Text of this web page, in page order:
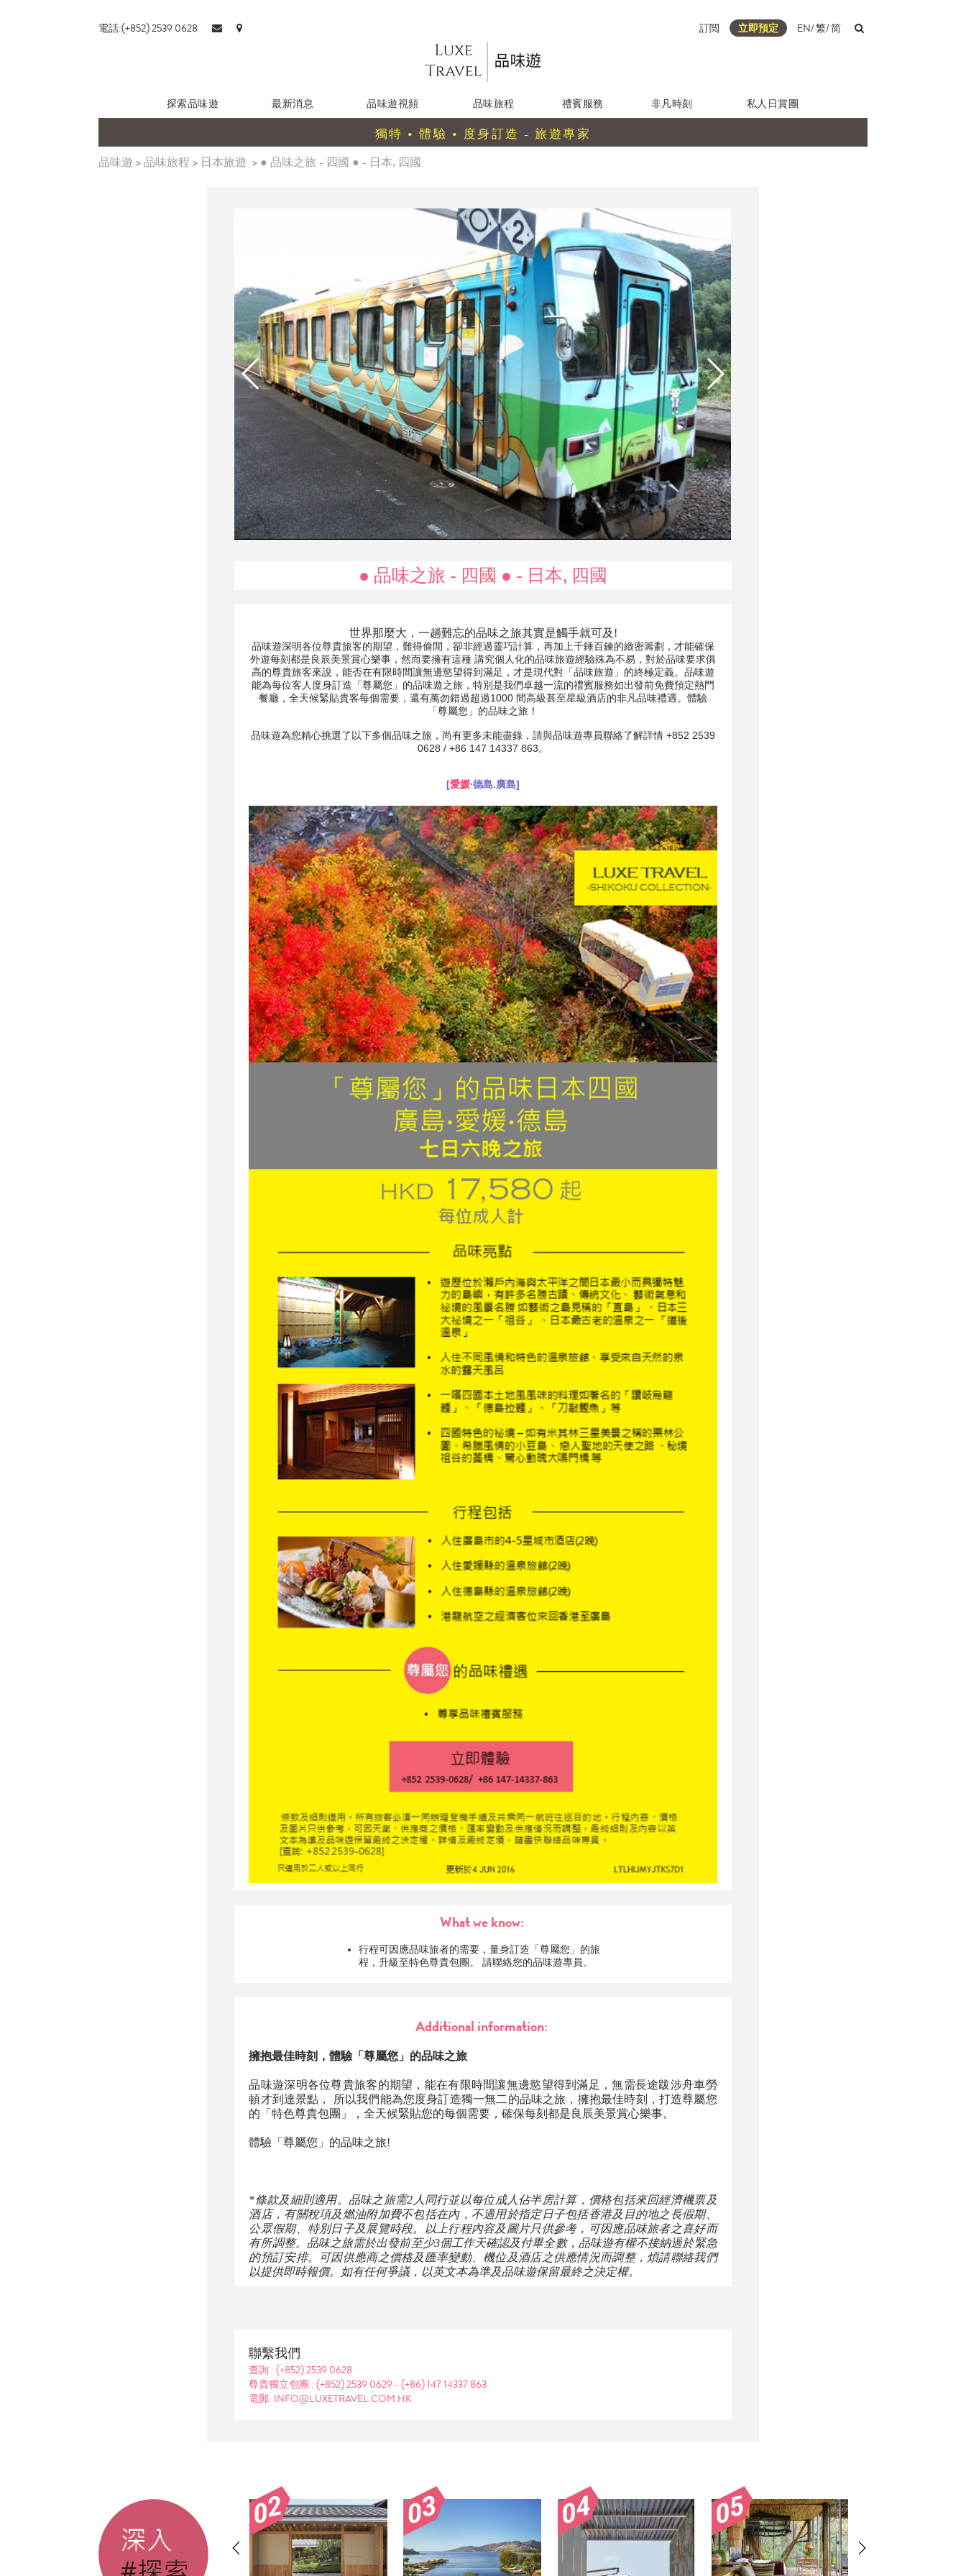
電話:(+852) 2539 0628 訂閲 立即預定 EN/繁/简
探索品味遊 最新消息 品味遊視頻 品味旅程 禮賓服務 非凡時刻 私人日賞團
獨特 • 體驗 • 度身訂造 - 旅遊專家
品味遊 > 品味旅程 > 日本旅遊 > ● 品味之旅 - 四國 ● - 日本, 四國
● 品味之旅 - 四國 ● - 日本, 四國
世界那麼大，一趟難忘的品味之旅其實是觸手就可及!
品味遊深明各位尊貴旅客的期望，難得偷閒，卻非經過靈巧計算，再加上千錘百鍊的緻密籌劃，才能確保
外遊每刻都是良辰美景賞心樂事，然而要擁有這種 講究個人化的品味旅遊經驗殊為不易，對於品味要求俱
高的尊貴旅客來說，能否在有限時間讓無邊慾望得到滿足，才是現代對「品味旅遊」的終極定義。品味遊
能為每位客人度身訂造「尊屬您」的品味遊之旅，特別是我們卓越一流的禮賓服務如出發前免費預定熱門
餐廳，全天候緊貼貴客每個需要，還有萬勿錯過超過1000 間高級甚至星級酒店的非凡品味禮遇。體驗
「尊屬您」的品味之旅！
品味遊為您精心挑選了以下多個品味之旅，尚有更多未能盡錄，請與品味遊專員聯絡了解詳情 +852 2539
0628 / +86 147 14337 863。
[愛媛∙德島.廣島]
What we know:
行程可因應品味旅者的需要，量身訂造「尊屬您」的旅
程，升級至特色尊貴包團。 請聯絡您的品味遊專員。
Additional information:
擁抱最佳時刻，體驗「尊屬您」的品味之旅
品味遊深明各位尊貴旅客的期望，能在有限時間讓無邊慾望得到滿足，無需長途跋涉舟車勞
頓才到達景點， 所以我們能為您度身訂造獨一無二的品味之旅，擁抱最佳時刻，打造尊屬您
的「特色尊貴包團」，全天候緊貼您的每個需要，確保每刻都是良辰美景賞心樂事。
體驗「尊屬您」的品味之旅!
*條款及細則適用。品味之旅需2人同行並以每位成人佔半房計算，價格包括來回經濟機票及
酒店，有關稅項及燃油附加費不包括在內，不適用於指定日子包括香港及目的地之長假期、
公眾假期、特別日子及展覽時段。以上行程內容及圖片只供參考，可因應品味旅者之喜好而
有所調整。品味之旅需於出發前至少3個工作天確認及付畢全數，品味遊有權不接納過於緊急
的預訂安排。可因供應商之價格及匯率變動、機位及酒店之供應情況而調整，煩請聯絡我們
以提供即時報價。如有任何爭議，以英文本為準及品味遊保留最終之決定權。
聯繫我們
查詢 :(+852) 2539 0628
尊貴獨立包團 :(+852) 2539 0629 -(+86) 147 14337 863
電郵: INFO@LUXETRAVEL.COM.HK